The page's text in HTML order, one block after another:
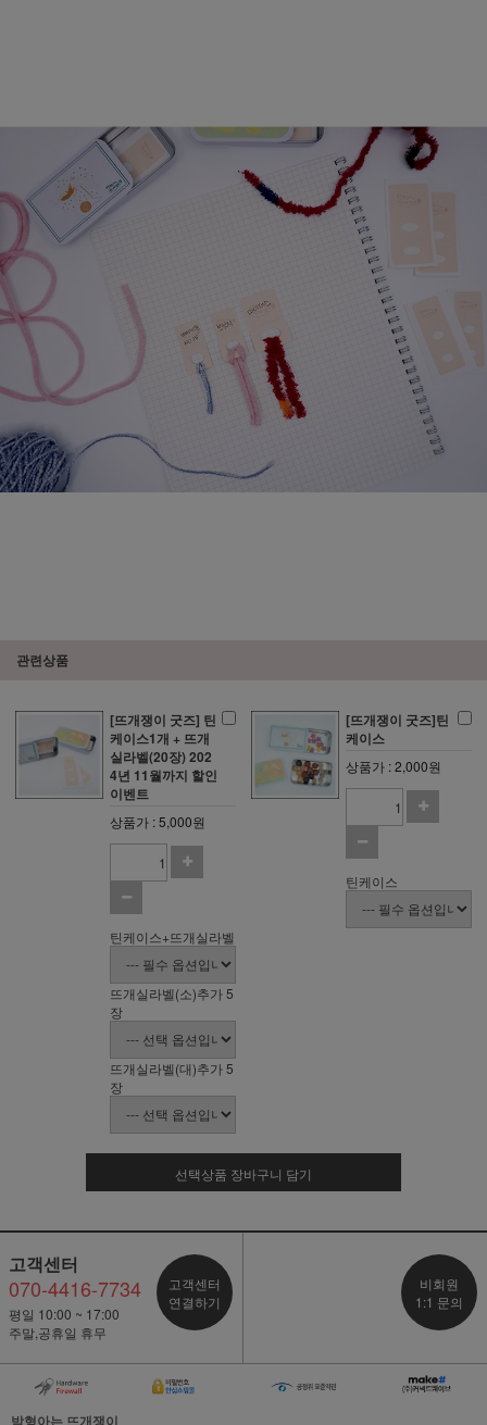
관련상품
[뜨개쟁이 굿즈] 틴
케이스1개 + 뜨개
실라벨(20장) 202
4년 11월까지 할인
이벤트
상품가 : 5,000원
틴케이스+뜨개실라벨
뜨개실라벨(소)추가 5
장
뜨개실라벨(대)추가 5
장
[뜨개쟁이 굿즈]틴
케이스
상품가 : 2,000원
틴케이스
선택상품 장바구니 담기
고객센터
070-4416-7734
평일 10:00 ~ 17:00
주말,공휴일 휴무
고객센터
연결하기
비회원
1:1 문의
박형아는 뜨개쟁이